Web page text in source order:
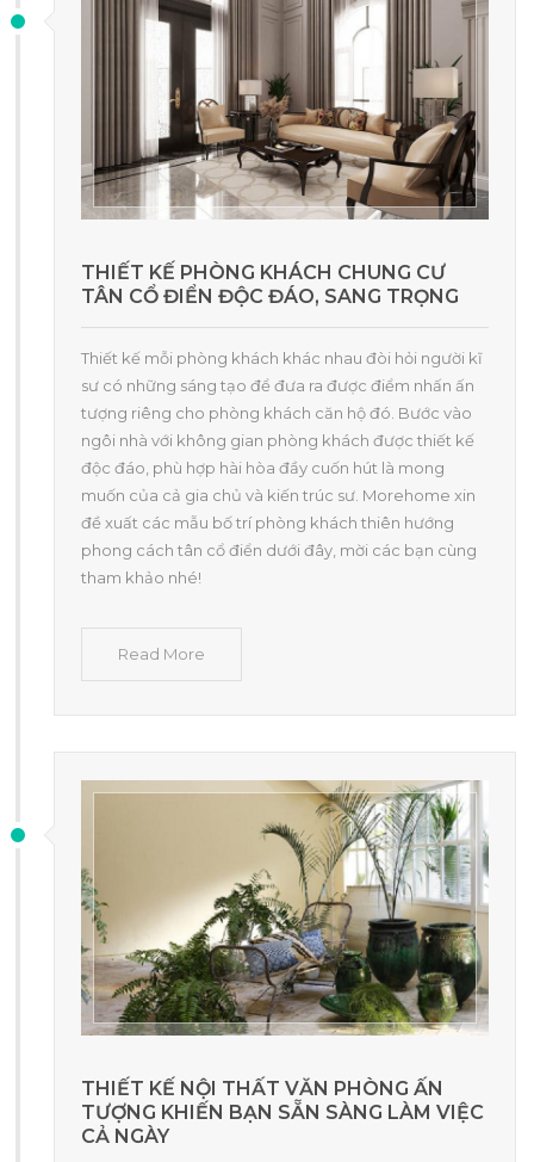
THIẾT KẾ PHÒNG KHÁCH CHUNG CƯ
TÂN CỔ ĐIỂN ĐỘC ĐÁO, SANG TRỌNG
Thiết kế mỗi phòng khách khác nhau đòi hỏi người kĩ
sư có những sáng tạo để đưa ra được điểm nhấn ấn
tượng riêng cho phòng khách căn hộ đó. Bước vào
ngôi nhà với không gian phòng khách được thiết kế
độc đáo, phù hợp hài hòa đầy cuốn hút là mong
muốn của cả gia chủ và kiến trúc sư. Morehome xin
đề xuất các mẫu bố trí phòng khách thiên hướng
phong cách tân cổ điển dưới đây, mời các bạn cùng
tham khảo nhé!
Read More
THIẾT KẾ NỘI THẤT VĂN PHÒNG ẤN
TƯỢNG KHIẾN BẠN SẴN SÀNG LÀM VIỆC
CẢ NGÀY